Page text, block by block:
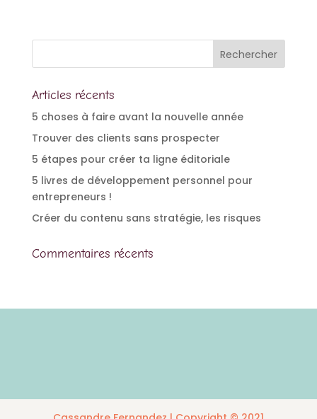
Articles récents
5 choses à faire avant la nouvelle année
Trouver des clients sans prospecter
5 étapes pour créer ta ligne éditoriale
5 livres de développement personnel pour
entrepreneurs !
Créer du contenu sans stratégie, les risques
Commentaires récents